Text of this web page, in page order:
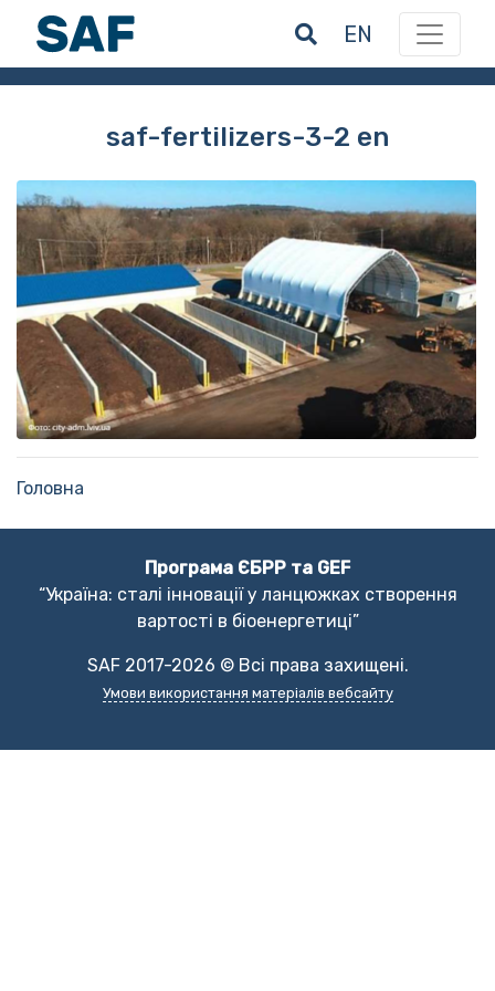
EN
saf-fertilizers-3-2 en
Головна
Програма ЄБРР та GEF
“Україна: сталі інновації у ланцюжках створення
вартості в біоенергетиці”
SAF 2017-2026 © Всі права захищені.
Умови використання матеріалів вебсайту